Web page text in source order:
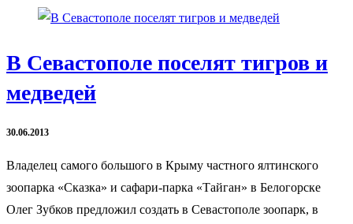
В Севастополе поселят тигров и
медведей
30.06.2013
Владелец самого большого в Крыму частного ялтинского
зоопарка «Сказка» и сафари-парка «Тайган» в Белогорске
Олег Зубков предложил создать в Севастополе зоопарк, в